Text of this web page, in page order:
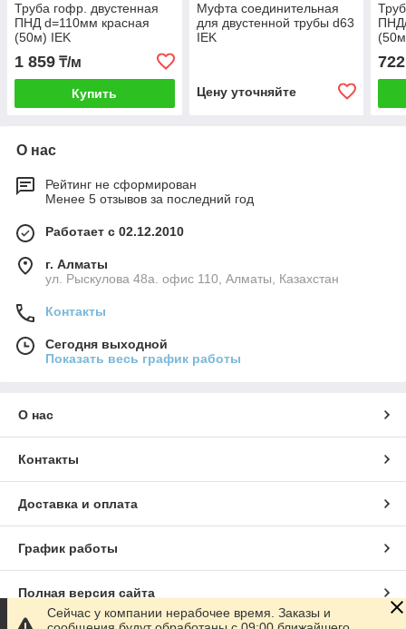
Труба гофр. двустенная
ПНД d=110мм красная
(50м) IEK
1 859 ₸/м
Купить
Муфта соединительная
для двустенной трубы d63
IEK
Цену уточняйте
722
О нас
Рейтинг не сформирован
Менее 5 отзывов за последний год
Работает с 02.12.2010
г. Алматы
ул. Рыскулова 48а. офис 110, Алматы, Казахстан
Контакты
Сегодня выходной
Показать весь график работы
О нас
Контакты
Доставка и оплата
График работы
Полная версия сайта
Сейчас у компании нерабочее время. Заказы и